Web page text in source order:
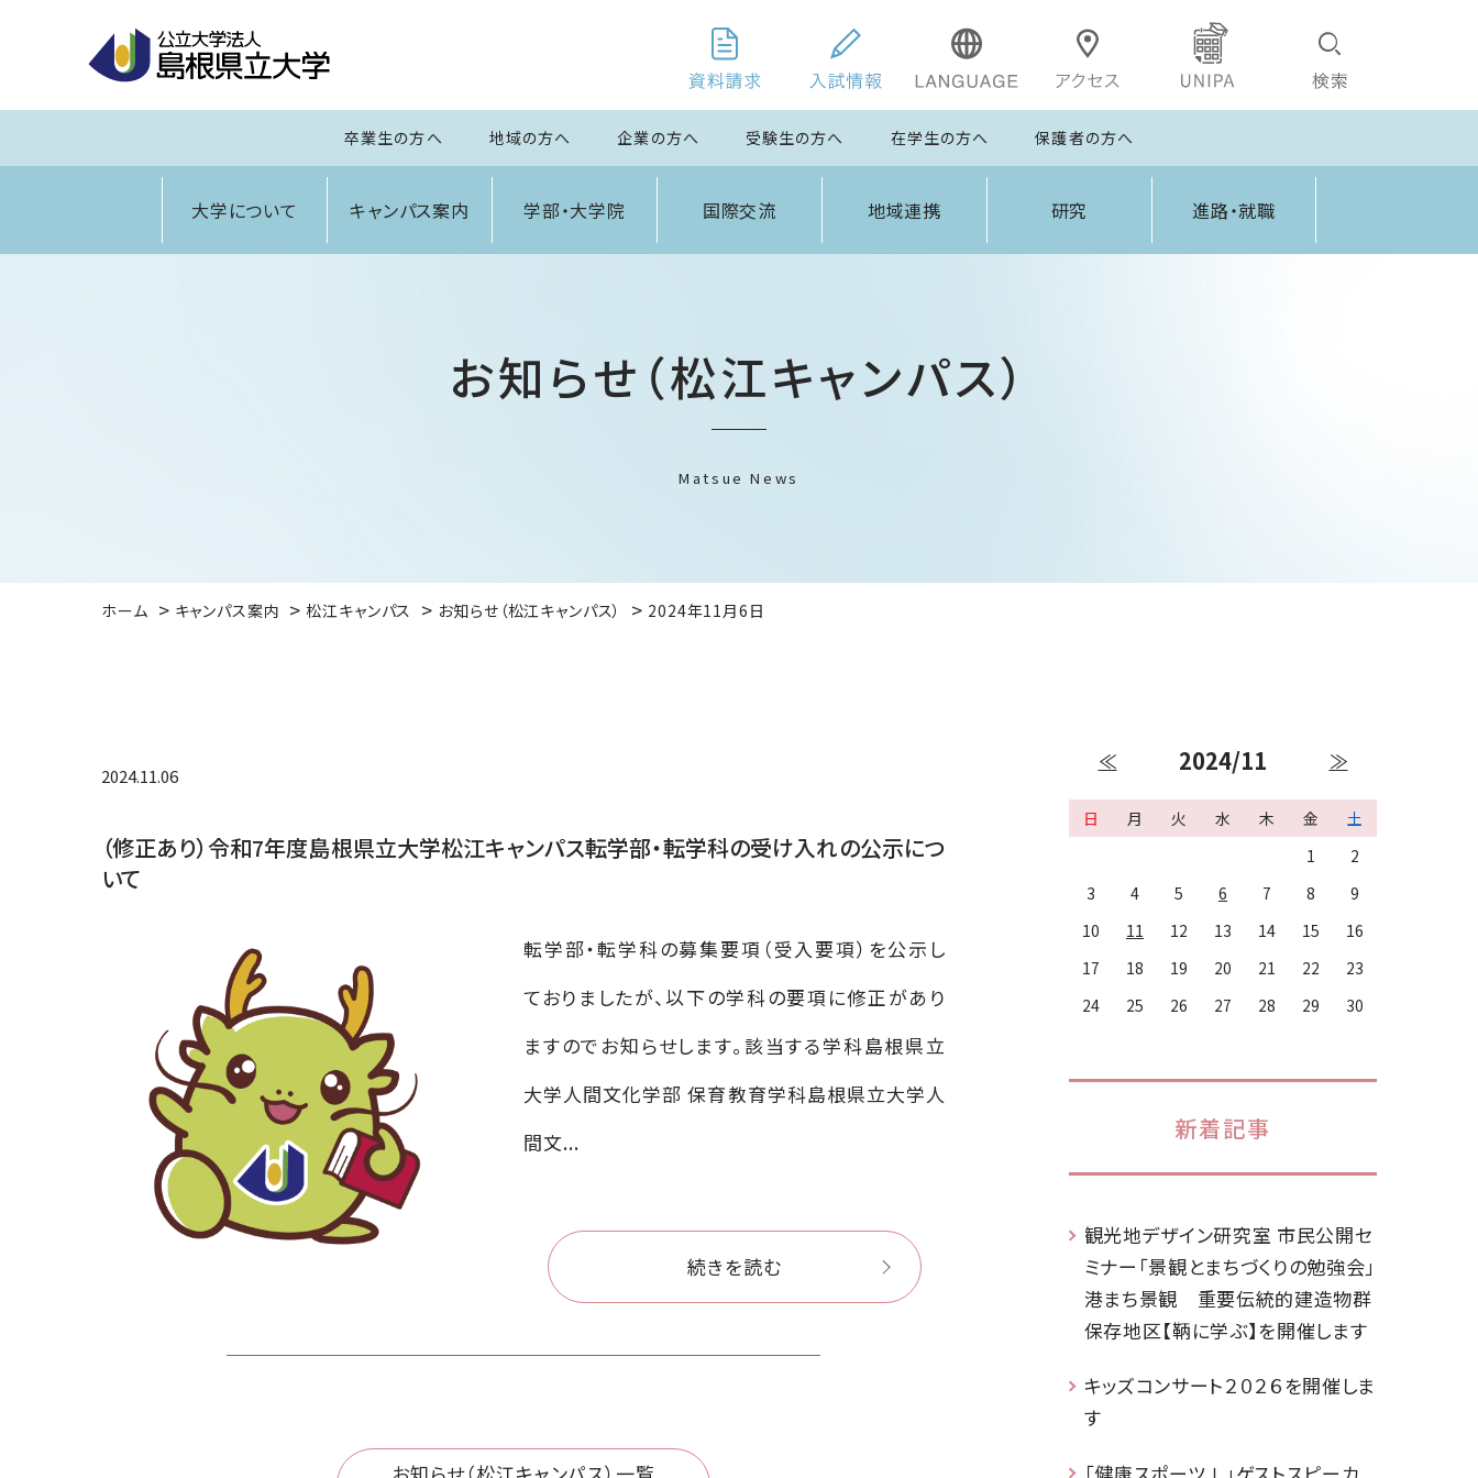
卒業生の方へ 地域の方へ 企業の方へ 受験生の方へ 在学生の方へ 保護者の方へ
大学について キャンパス案内 学部・大学院 国際交流 地域連携 研究 進路・就職
お知らせ（松江キャンパス）
Matsue News
ホーム キャンパス案内 松江キャンパス お知らせ（松江キャンパス） 2024年11月6日
2024.11.06
（修正あり）令和7年度島根県立大学松江キャンパス転学部・転学科の受け入れの公示につ
いて
転学部・転学科の募集要項（受入要項）を公示し
ておりましたが、以下の学科の要項に修正があり
ますのでお知らせします。該当する学科島根県立
大学人間文化学部 保育教育学科島根県立大学人
間文...
続きを読む
≪ 2024/11 ≫
日 月 火 水 木 金
土
1
2
3
4 5 6 7 8
9
10
11 12 13 14 15
16
17
18 19 20 21 22
23
24
25 26 27 28 29 30
新着記事
観光地デザイン研究室 市民公開セ
ミナー「景観とまちづくりの勉強会」
港まち景観 重要伝統的建造物群
保存地区【鞆に学ぶ】を開催します
キッズコンサート２０２６を開催しま
す